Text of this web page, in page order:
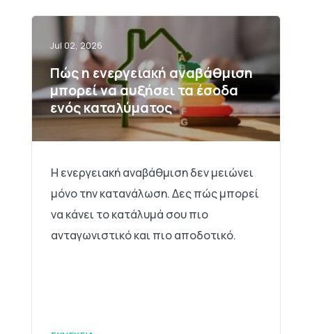
Jul 02, 2026
Πώς η ενεργειακή αναβάθμιση
μπορεί να αυξήσει τα έσοδα
ενός καταλύματος
Η ενεργειακή αναβάθμιση δεν μειώνει
μόνο την κατανάλωση. Δες πώς μπορεί
να κάνει το κατάλυμά σου πιο
ανταγωνιστικό και πιο αποδοτικό.